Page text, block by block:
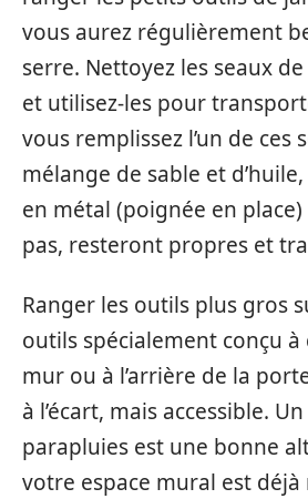
vous aurez régulièrement
serre. Nettoyez les seaux
et utilisez-les pour
vous remplissez l’un de ces
mélange de sable et
en métal (poignée en
pas, resteront propres et
Ranger les outils plus gros
outils spécialement conçu
mur ou à l’arrière de la
à l’écart, mais accessible.
parapluies est une bonne
votre espace mural est déjà